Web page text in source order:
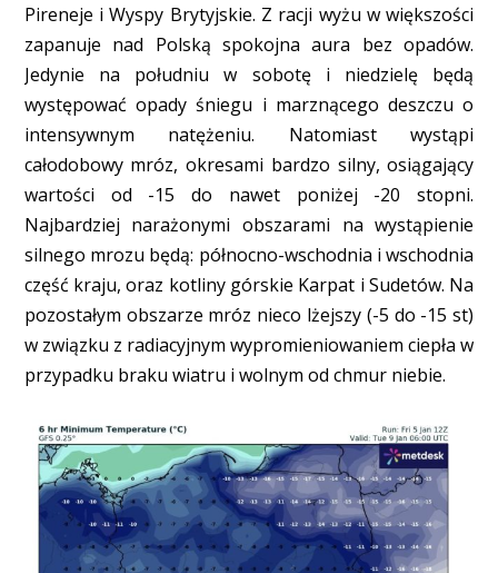
Pireneje i Wyspy Brytyjskie. Z racji wyżu w większości
zapanuje nad Polską spokojna aura bez opadów.
Jedynie na południu w sobotę i niedzielę będą
występować opady śniegu i marznącego deszczu o
intensywnym natężeniu. Natomiast wystąpi
całodobowy mróz, okresami bardzo silny, osiągający
wartości od -15 do nawet poniżej -20 stopni.
Najbardziej narażonymi obszarami na wystąpienie
silnego mrozu będą: północno-wschodnia i wschodnia
część kraju, oraz kotliny górskie Karpat i Sudetów. Na
pozostałym obszarze mróz nieco lżejszy (-5 do -15 st)
w związku z radiacyjnym wypromieniowaniem ciepła w
przypadku braku wiatru i wolnym od chmur niebie.